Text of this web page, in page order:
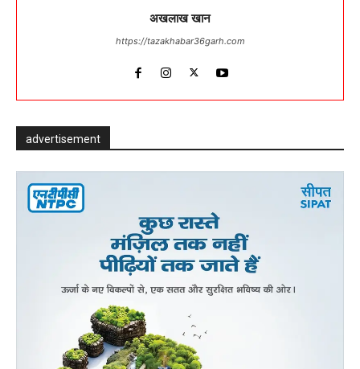
अखलाख खान
https://tazakhabar36garh.com
advertisement